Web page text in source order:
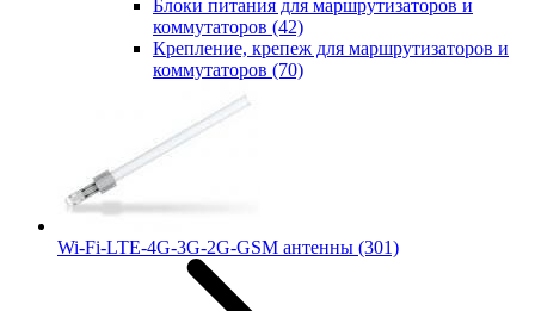
Блоки питания для маршрутизаторов и
коммутаторов (42)
Крепление, крепеж для маршрутизаторов и
коммутаторов (70)
Wi-Fi-LTE-4G-3G-2G-GSM антенны (301)